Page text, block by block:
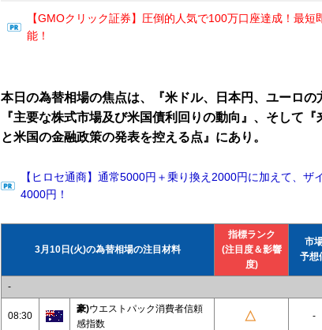
【GMOクリック証券】圧倒的人気で100万口座達成！最短
能！
本日の為替相場の焦点は、『米ドル、日本円、ユーロの
『主要な株式市場及び米国債利回りの動向』、そして『
と米国の金融政策の発表を控える点』にあり。
【ヒロセ通商】通常5000円＋乗り換え2000円に加えて、ザ
4000円！
3月10日(火)の為替相場の注目材料
指標ランク
(注目度＆影響
度)
市
予想
-
08:30
豪)ウエストパック消費者信頼
感指数
-